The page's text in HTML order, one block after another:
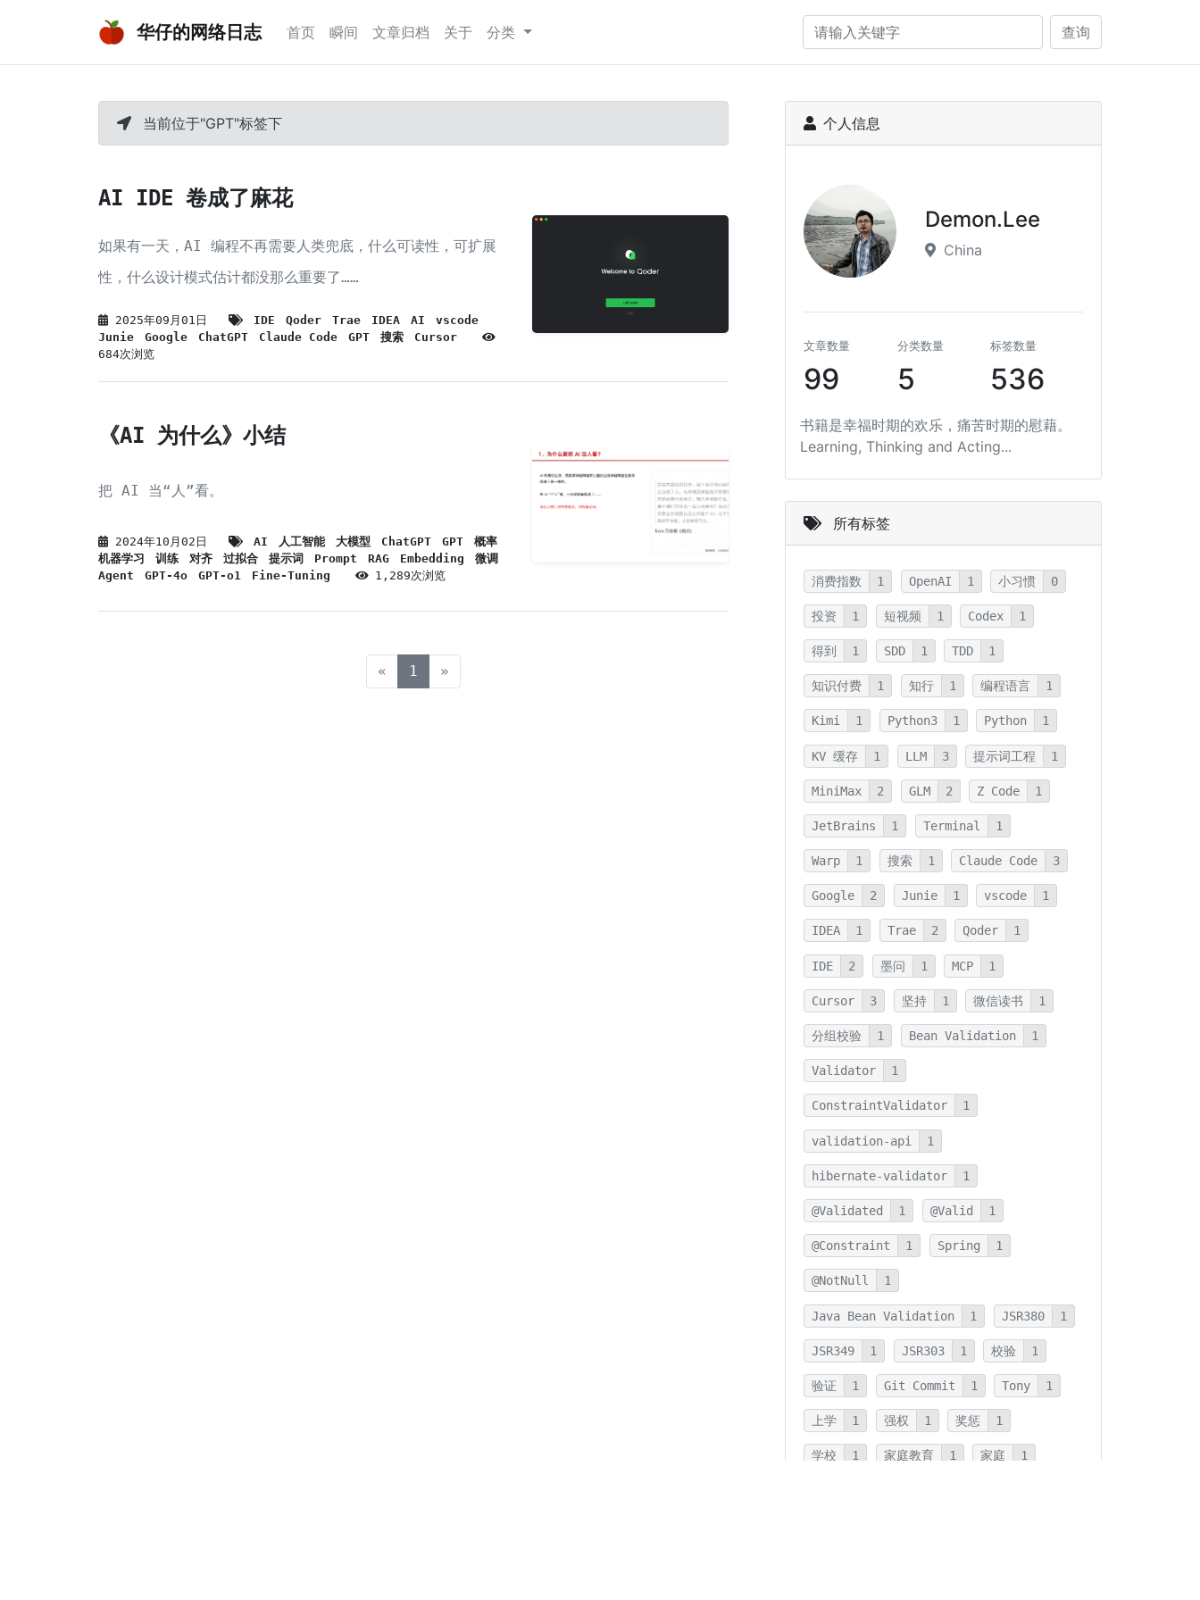
华仔的网络日志 首页 瞬间 文章归档 关于 分类 查询
当前位于"GPT"标签下
AI IDE 卷成了麻花
如果有一天，AI 编程不再需要人类兜底，什么可读性，可扩展
性，什么设计模式估计都没那么重要了……
2025年09月01日 IDE Qoder Trae IDEA AI
vscode
Junie
Google ChatGPT Claude Code GPT 搜索
Cursor
684次浏览
《AI 为什么》小结
把 AI 当“人”看。
2024年10月02日 AI 人工智能 大模型 ChatGPT GPT
概率
机器学习
训练 对齐 过拟合 提示词 Prompt RAG Embedding
微调
Agent
GPT-4o GPT-o1 Fine-Tuning 1,289次浏览
« 1 (current)
»
个人信息
Demon.Lee
China
文章数量
99
分类数量
5
标签数量
536
书籍是幸福时期的欢乐，痛苦时期的慰藉。
Learning, Thinking and Acting...
所有标签
消费指数 1 OpenAI 1 小习惯 0
投资 1 短视频 1 Codex 1
得到 1 SDD 1 TDD 1
知识付费 1 知行 1 编程语言 1
Kimi 1 Python3 1 Python 1
KV 缓存 1 LLM 3 提示词工程 1
MiniMax 2 GLM 2 Z Code 1
JetBrains 1 Terminal 1
Warp 1 搜索 1 Claude Code 3
Google 2 Junie 1 vscode 1
IDEA 1 Trae 2 Qoder 1
IDE 2 墨问 1 MCP 1
Cursor 3 坚持 1 微信读书 1
分组校验 1 Bean Validation 1
Validator 1
ConstraintValidator 1
validation-api 1
hibernate-validator 1
@Validated 1 @Valid 1
@Constraint 1 Spring 1
@NotNull 1
Java Bean Validation 1 JSR380 1
JSR349 1 JSR303 1 校验 1
验证 1 Git Commit 1 Tony 1
上学 1 强权 1 奖惩 1
学校 1 家庭教育 1 家庭 1